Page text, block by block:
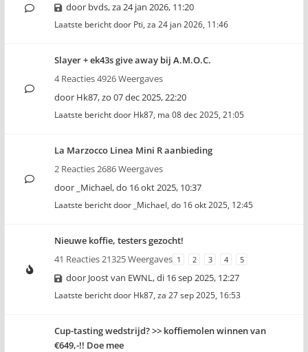
door bvds,za 24 jan 2026, 11:20
Laatste bericht door Pti, za 24 jan 2026, 11:46
Slayer + ek43s give away bij A.M.O.C.
4 Reacties 4926 Weergaves
door Hk87,zo 07 dec 2025, 22:20
Laatste bericht door Hk87, ma 08 dec 2025, 21:05
La Marzocco Linea Mini R aanbieding
2 Reacties 2686 Weergaves
door _Michael,do 16 okt 2025, 10:37
Laatste bericht door _Michael, do 16 okt 2025, 12:45
Nieuwe koffie, testers gezocht!
41 Reacties 21325 Weergaves 1 2 3 4 5
door Joost van EWNL,di 16 sep 2025, 12:27
Laatste bericht door Hk87, za 27 sep 2025, 16:53
Cup-tasting wedstrijd? >> koffiemolen winnen van
€649,-!! Doe mee